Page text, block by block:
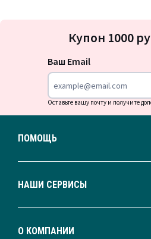
на
Купон 1000
Ваш Email
Оставьте вашу почту и получите
ПОМОЩЬ
НАШИ СЕРВИСЫ
О КОМПАНИИ